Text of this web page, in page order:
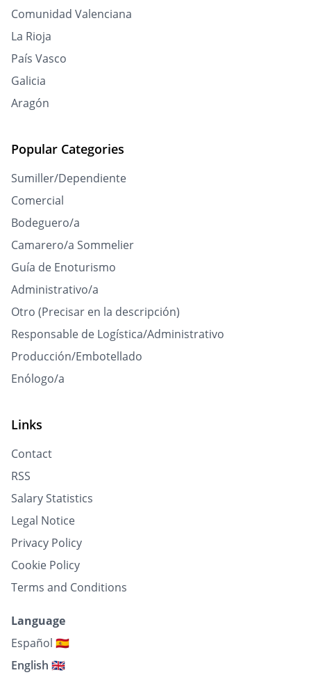
Comunidad Valenciana
La Rioja
País Vasco
Galicia
Aragón
Popular Categories
Sumiller/Dependiente
Comercial
Bodeguero/a
Camarero/a Sommelier
Guía de Enoturismo
Administrativo/a
Otro (Precisar en la descripción)
Responsable de Logística/Administrativo
Producción/Embotellado
Enólogo/a
Links
Contact
RSS
Salary Statistics
Legal Notice
Privacy Policy
Cookie Policy
Terms and Conditions
Language
Español 🇪🇸
English 🇬🇧